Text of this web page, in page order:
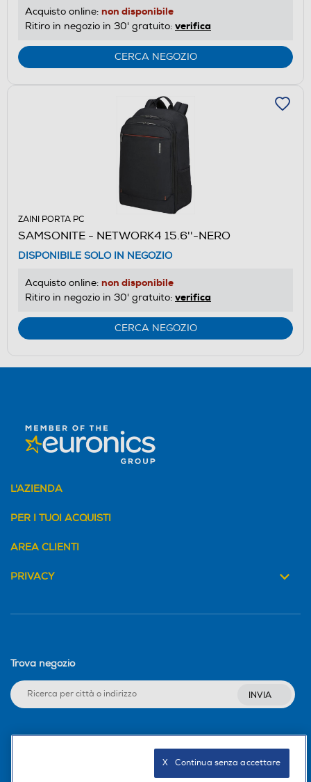
Acquisto online: non disponibile
Ritiro in negozio in 30' gratuito: verifica
CERCA NEGOZIO
ZAINI PORTA PC
SAMSONITE - NETWORK4 15.6''-NERO
DISPONIBILE SOLO IN NEGOZIO
Acquisto online: non disponibile
Ritiro in negozio in 30' gratuito: verifica
CERCA NEGOZIO
L'AZIENDA
PER I TUOI ACQUISTI
AREA CLIENTI
PRIVACY
Trova negozio
INVIA
X   Continua senza accettare